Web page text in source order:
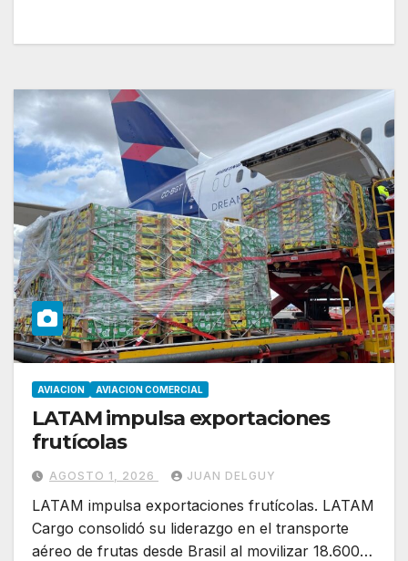
AVIACION AVIACION COMERCIAL
LATAM impulsa exportaciones
frutícolas
AGOSTO 1, 2026 JUAN DELGUY
LATAM impulsa exportaciones frutícolas. LATAM
Cargo consolidó su liderazgo en el transporte
aéreo de frutas desde Brasil al movilizar 18.600…